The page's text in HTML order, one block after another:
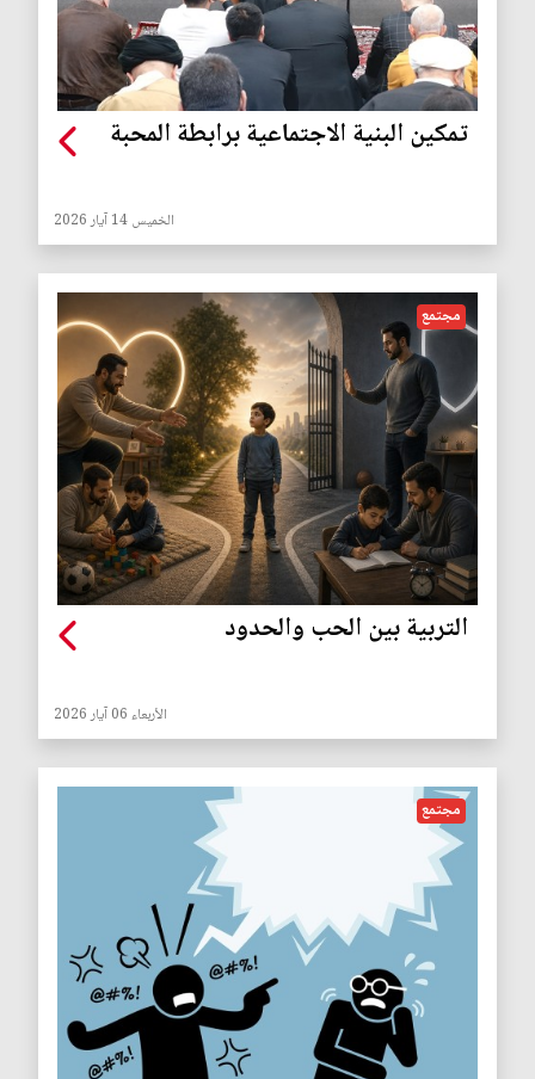
تمكين البنية الاجتماعية برابطة المحبة
الخميس 14 آيار 2026
مجتمع
التربية بين الحب والحدود
الأربعاء 06 آيار 2026
مجتمع